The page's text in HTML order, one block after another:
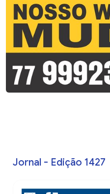
Jornal - Edição 1427